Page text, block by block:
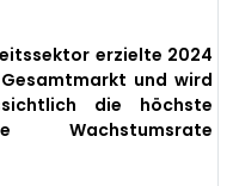
erzielte 2024
und wird
die höchste
Wachstumsrate